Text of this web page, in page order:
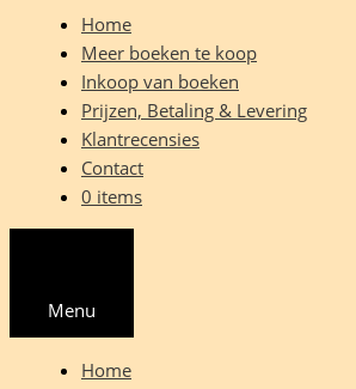
Home
Meer boeken te koop
Inkoop van boeken
Prijzen, Betaling & Levering
Klantrecensies
Contact
0 items
Menu
Home